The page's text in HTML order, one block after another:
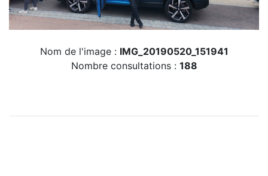
Nom de l'image : IMG_20190520_151941
Nombre consultations : 188